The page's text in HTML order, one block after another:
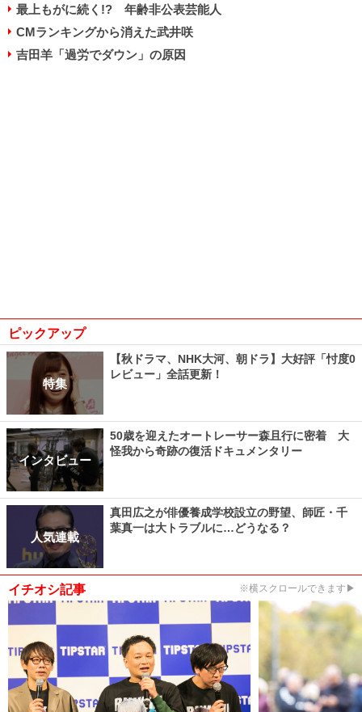
最上もがに続く!? 年齢非公表芸能人
CMランキングから消えた武井咲
吉田羊「過労でダウン」の原因
ピックアップ
特集
【秋ドラマ、NHK大河、朝ドラ】大好評「忖度0
レビュー」全話更新！
インタビュー
50歳を迎えたオートレーサー森且行に密着 大
怪我から奇跡の復活ドキュメンタリー
人気連載
真田広之が俳優養成学校設立の野望、師匠・千
葉真一は大トラブルに…どうなる？
イチオシ記事 ※横スクロールできます▶